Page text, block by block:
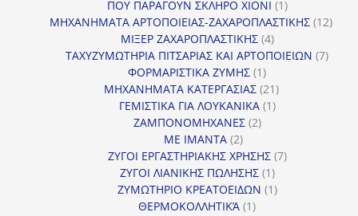
προϊόν
ΠΟΥ ΠΑΡΑΓΟΥΝ ΣΚΛΗΡΟ ΧΙΟΝΙ 11
προϊόν
ΜΗΧΑΝΗΜΑΤΑ ΑΡΤΟΠΟΙΕΙΑΣ-ΖΑΧΑΡΟΠΛΑΣΤΙΚΗΣ 1212
ΜΙΞΕΡ ΖΑΧΑΡΟΠΛΑΣΤΙΚΗΣ 44
προϊόντα
ΤΑΧΥΖΥΜΩΤΗΡΙΑ ΠΙΤΣΑΡΙΑΣ ΚΑΙ ΑΡΤΟΠΟΙΕΙΩΝ 77
ΦΟΡΜΑΡΙΣΤΙΚΑ ΖΥΜΗΣ 11
προϊόν
ΜΗΧΑΝΗΜΑΤΑ ΚΑΤΕΡΓΑΣΙΑΣ 2121
προϊόντα
ΓΕΜΙΣΤΙΚΑ ΓΙΑ ΛΟΥΚΑΝΙΚΑ 11
ΖΑΜΠΟΝΟΜΗΧΑΝΕΣ 22
ΜΕ ΙΜΑΝΤΑ 22
προϊόντα
ΖΥΓΟΙ ΕΡΓΑΣΤΗΡΙΑΚΗΣ ΧΡΗΣΗΣ 77
ΖΥΓΟΙ ΛΙΑΝΙΚΗΣ ΠΩΛΗΣΗΣ 11
προϊόν
ΖΥΜΩΤΗΡΙΟ ΚΡΕΑΤΟΕΙΔΩΝ 11
ΘΕΡΜΟΚΟΛΛΗΤΙΚΆ 11